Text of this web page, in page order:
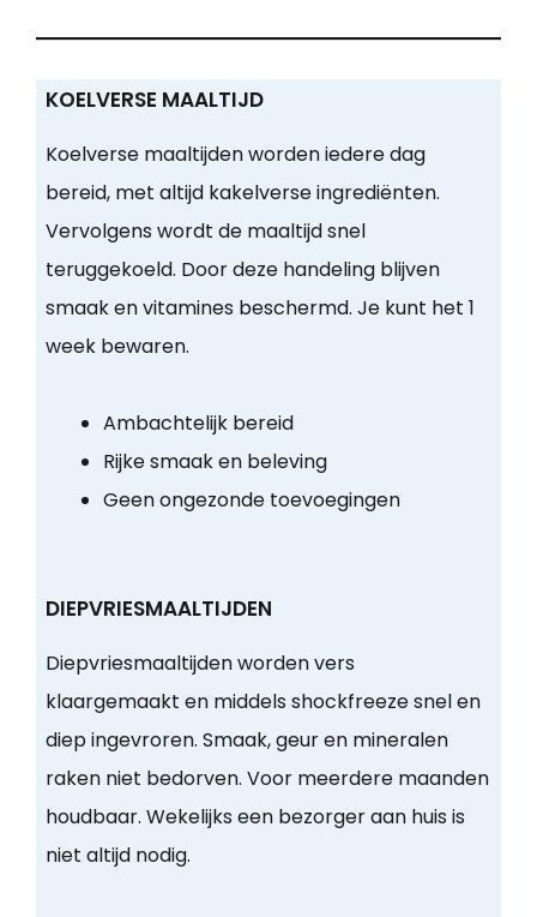
KOELVERSE MAALTIJD
Koelverse maaltijden worden iedere dag
bereid, met altijd kakelverse ingrediënten.
Vervolgens wordt de maaltijd snel
teruggekoeld. Door deze handeling blijven
smaak en vitamines beschermd. Je kunt het 1
week bewaren.
Ambachtelijk bereid
Rijke smaak en beleving
Geen ongezonde toevoegingen
DIEPVRIESMAALTIJDEN
Diepvriesmaaltijden worden vers
klaargemaakt en middels shockfreeze snel en
diep ingevroren. Smaak, geur en mineralen
raken niet bedorven. Voor meerdere maanden
houdbaar. Wekelijks een bezorger aan huis is
niet altijd nodig.